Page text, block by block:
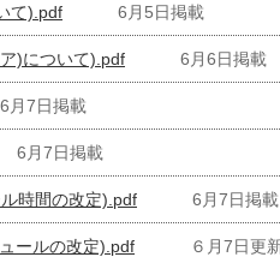
て).pdf 6月5日掲載
)について).pdf 6月6日掲載
6月7日掲載
6月7日掲載
時間の改定).pdf 6月7日掲載
ールの改定).pdf ６月7日更